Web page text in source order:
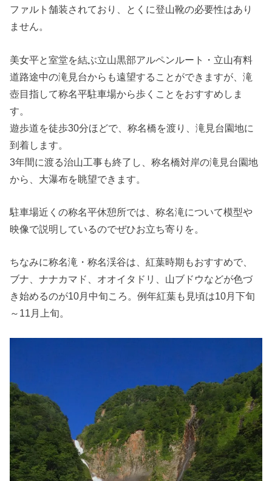
ファルト舗装されており、とくに登山靴の必要性はあり
ません。
美女平と室堂を結ぶ立山黒部アルペンルート・立山有料
道路途中の滝見台からも遠望することができますが、滝
壺目指して称名平駐車場から歩くことをおすすめしま
す。
遊歩道を徒歩30分ほどで、称名橋を渡り、滝見台園地に
到着します。
3年間に渡る治山工事も終了し、称名橋対岸の滝見台園地
から、大瀑布を眺望できます。
駐車場近くの称名平休憩所では、称名滝について模型や
映像で説明しているのでぜひお立ち寄りを。
ちなみに称名滝・称名渓谷は、紅葉時期もおすすめで、
ブナ、ナナカマド、オオイタドリ、山ブドウなどが色づ
き始めるのが10月中旬ころ。例年紅葉も見頃は10月下旬
～11月上旬。